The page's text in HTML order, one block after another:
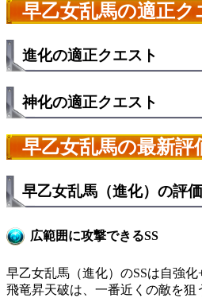
早乙女乱馬の適正ク
進化の適正クエスト
神化の適正クエスト
早乙女乱馬の最新評
早乙女乱馬（進化）の評価
広範囲に攻撃できるSS
早乙女乱馬（進化）のSSは自強
飛竜昇天破は、一番近くの敵を狙